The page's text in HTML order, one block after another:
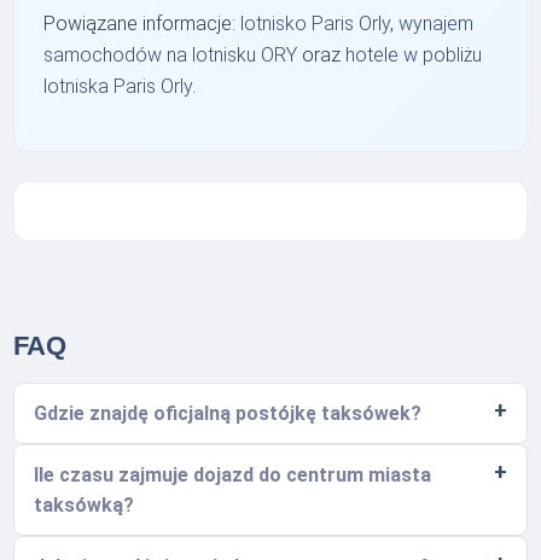
Powiązane informacje: lotnisko Paris Orly,wynajem
samochodów na lotnisku ORY oraz hotele w pobliżu
lotniska Paris Orly.
FAQ
Gdzie znajdę oficjalną postójkę taksówek?
Ile czasu zajmuje dojazd do centrum miasta
taksówką?